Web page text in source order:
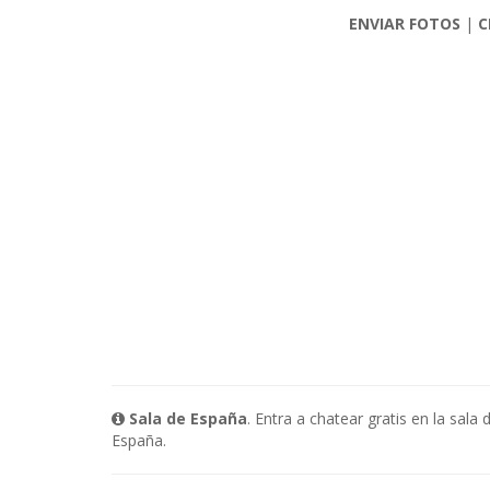
ENVIAR FOTOS |
Sala de España. Entra a chatear gratis en la sala
España.